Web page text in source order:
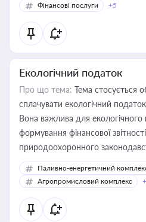
Фінансові послуги
+5
Екологічний податок
Про що тема: Тема стосується
сплачувати екологічний
Вона важлива для екологічного
формування фінансової
природоохоронного
Паливно-енергетичний
Агропромисловий комплекс